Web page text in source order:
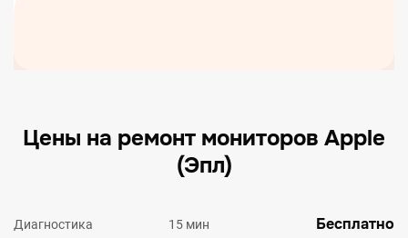
Цены на ремонт мониторов Apple
(Эпл)
Диагностика 15 мин Бесплатно